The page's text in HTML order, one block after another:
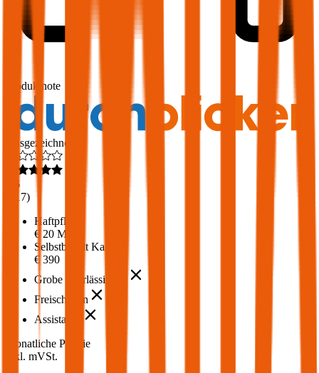
Produktnote
Ausgezeichnet
4,6
217)
Haftpflicht
€ 20 Mio.
Selbstbehalt Kasko
€ 390
Grobe Fahrlässigkeit
Freischaden
Assistance
Monatliche Prämie
inkl. mVSt.